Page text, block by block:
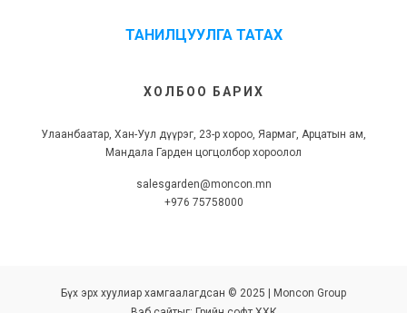
ТАНИЛЦУУЛГА ТАТАХ
ХОЛБОО БАРИХ
Улаанбаатар, Хан-Уул дүүрэг, 23-р хороо, Яармаг, Арцатын ам,
Мандала Гарден цогцолбор хороолол
salesgarden@moncon.mn
+976 75758000
Бүх эрх хуулиар хамгаалагдсан © 2025 | Moncon Group